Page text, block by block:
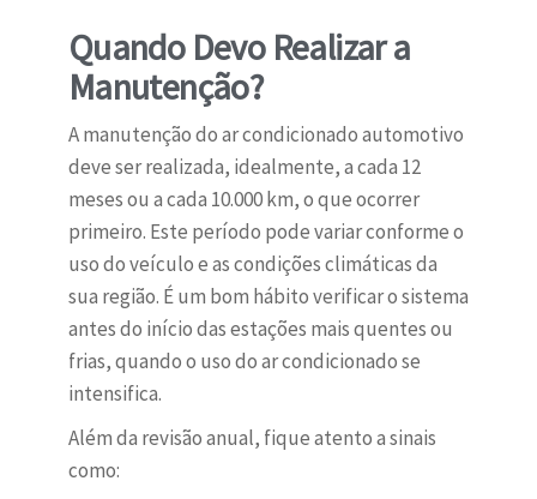
Quando Devo Realizar a
Manutenção?
A manutenção do ar condicionado automotivo
deve ser realizada, idealmente, a cada 12
meses ou a cada 10.000 km, o que ocorrer
primeiro. Este período pode variar conforme o
uso do veículo e as condições climáticas da
sua região. É um bom hábito verificar o sistema
antes do início das estações mais quentes ou
frias, quando o uso do ar condicionado se
intensifica.
Além da revisão anual, fique atento a sinais
como: